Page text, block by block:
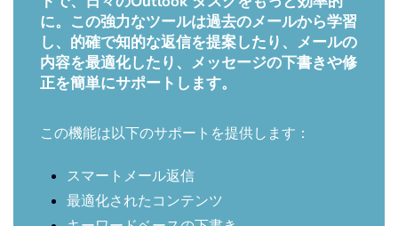
に。この強力なツールは過去のメールから学習
し、的確で知的な返信を提案したり、メールの
内容を最適化したり、メッセージの下書きや修
正を簡単にサポートします。
この機能は以下のサポートを提供します：
スマートメール返信
最適化されたコンテンツ